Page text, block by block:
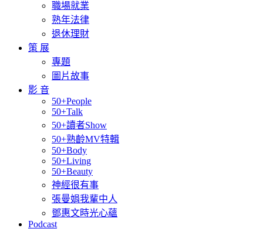
職場就業
熟年法律
退休理財
策 展
專題
圖片故事
影 音
50+People
50+Talk
50+讀者Show
50+熟齡MV特輯
50+Body
50+Living
50+Beauty
神經很有事
張曼娟我輩中人
鄧惠文時光心蘊
Podcast